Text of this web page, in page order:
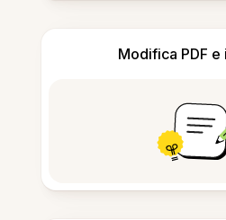
Modifica PDF e